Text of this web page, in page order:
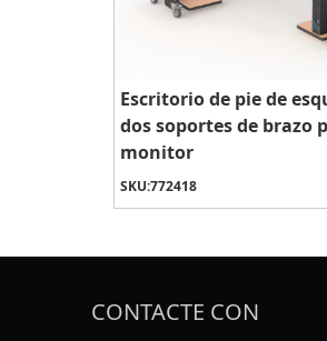
Escritorio de pie de
dos soportes de brazo
monitor
SKU:772418
CONTACTE CON